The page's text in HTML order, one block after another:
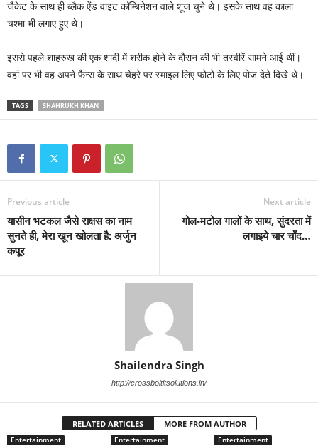
जैकेट के साथ ही ब्लैक ऐंड वाइट कॉम्बिनेशन वाले शूज चुने थे। इसके साथ वह काला
चश्मा भी लगाए हुए थे।
इससे पहले शाहरुख की एक शादी में शरीक होने के दौरान की भी तस्वीरें सामने आई थीं।
वहां पर भी वह अपने फैन्स के साथ चेहरे पर स्माइल लिए फोटो के लिए पोज देते दिखे थे।
TAGS SHAHRUKH KHAN
Previous article
यासीन भटकल जैसे राक्षस का नाम
सुनते ही, मेरा खून खोलता है: अर्जुन
कपूर
Next article
गोल-मटोल गालों के साथ, सुंदरता में
लगाइये चार चाँद…
Shailendra Singh
http://crossboltitsolutions.in/
RELATED ARTICLES MORE FROM AUTHOR
Entertainment Entertainment Entertainment